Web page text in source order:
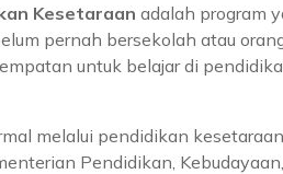
Kesetaraan adalah program
pernah bersekolah atau
untuk belajar di
melalui pendidikan
Pendidikan,